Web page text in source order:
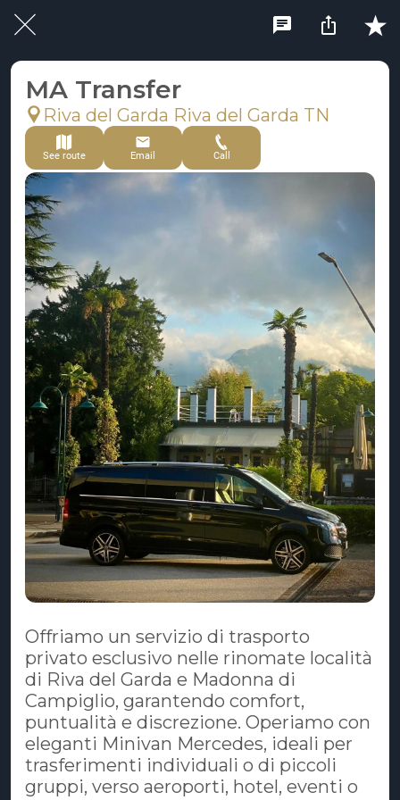
MA Transfer
Riva del Garda Riva del Garda TN
See route Email Call
Offriamo un servizio di trasporto
privato esclusivo nelle rinomate località
di Riva del Garda e Madonna di
Campiglio, garantendo comfort,
puntualità e discrezione. Operiamo con
eleganti Minivan Mercedes, ideali per
trasferimenti individuali o di piccoli
gruppi, verso aeroporti, hotel, eventi o